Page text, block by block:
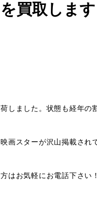
買取します
しました。状態も経年の
スターが沢山掲載され
はお気軽にお電話下さい！